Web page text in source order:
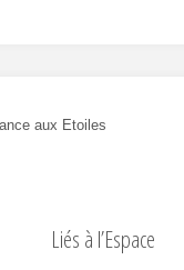
aux Etoiles
Liés à l’Espace